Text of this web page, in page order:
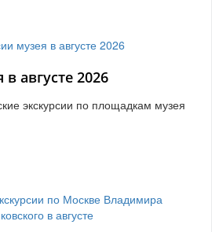
августе 2026
экскурсии по площадкам музея